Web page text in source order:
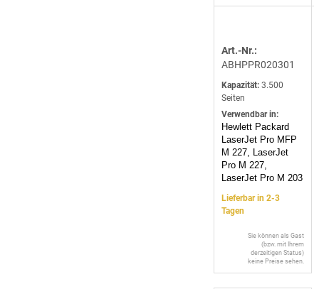
Art.-Nr.:
ABHPPR020301
Kapazität: 3.500
Seiten
Verwendbar in:
Hewlett Packard
LaserJet Pro MFP
M 227, LaserJet
Pro M 227,
LaserJet Pro M 203
Lieferbar in 2-3
Tagen
Sie können als Gast
(bzw. mit Ihrem
derzeitigen Status)
keine Preise sehen.